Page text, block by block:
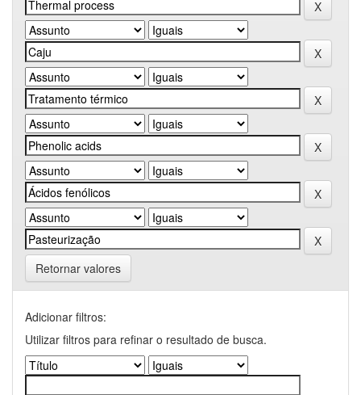
Retornar valores
Adicionar filtros:
Utilizar filtros para refinar o resultado de busca.